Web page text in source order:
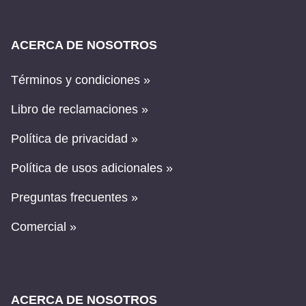
ACERCA DE NOSOTROS
Términos y condiciones »
Libro de reclamaciones »
Política de privacidad »
Política de usos adicionales »
Preguntas frecuentes »
Comercial »
ACERCA DE NOSOTROS